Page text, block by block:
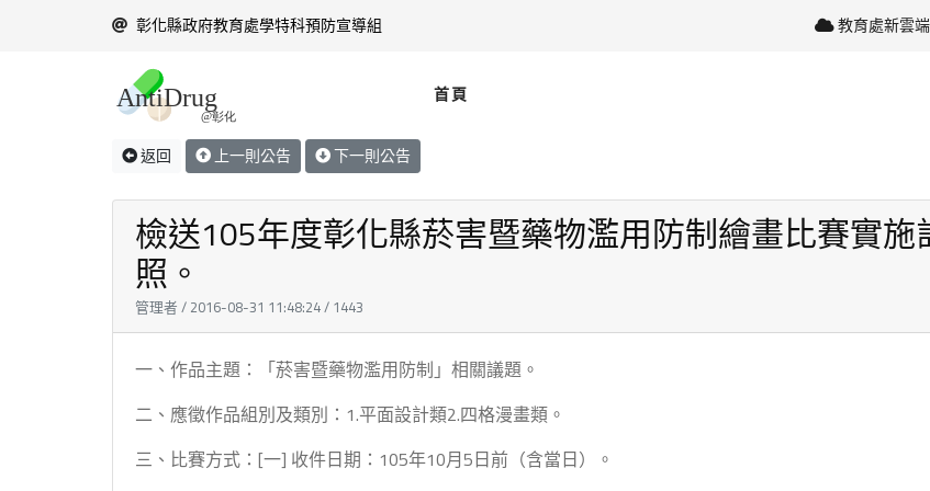
彰化縣政府教育處學特科預防宣導組 教育處新雲端
首頁
返回 上一則公告 下一則公告
檢送105年度彰化縣菸害暨藥物濫用防制繪畫比賽實
照。
管理者 / 2016-08-31 11:48:24 / 1443
一、作品主題：「菸害暨藥物濫用防制」相關議題。
二、應徵作品組別及類別：1.平面設計類2.四格漫畫類。
三、比賽方式：[一] 收件日期：105年10月5日前（含當日）。